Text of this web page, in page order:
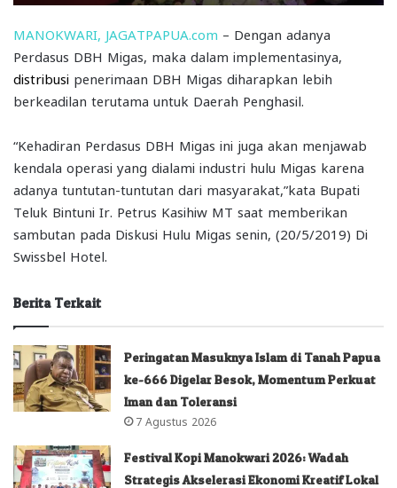
MANOKWARI, JAGATPAPUA.com – Dengan adanya
Perdasus DBH Migas, maka dalam implementasinya,
distribusi penerimaan DBH Migas diharapkan lebih
berkeadilan terutama untuk Daerah Penghasil.
“Kehadiran Perdasus DBH Migas ini juga akan menjawab
kendala operasi yang dialami industri hulu Migas karena
adanya tuntutan-tuntutan dari masyarakat,”kata Bupati
Teluk Bintuni Ir. Petrus Kasihiw MT saat memberikan
sambutan pada Diskusi Hulu Migas senin, (20/5/2019) Di
Swissbel Hotel.
Berita Terkait
Peringatan Masuknya Islam di Tanah Papua
ke-666 Digelar Besok, Momentum Perkuat
Iman dan Toleransi
7 Agustus 2026
Festival Kopi Manokwari 2026: Wadah
Strategis Akselerasi Ekonomi Kreatif Lokal